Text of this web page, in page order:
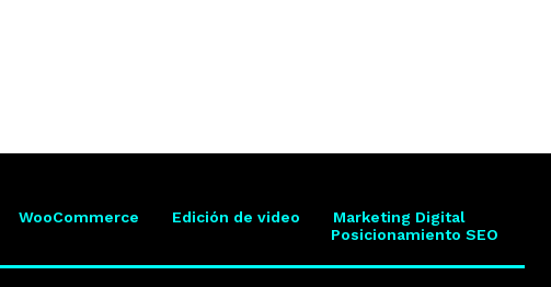
WooCommerce Edición de video
Marketing Digital
Posicionamiento SEO